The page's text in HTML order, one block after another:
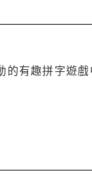
有趣拼字遊戲